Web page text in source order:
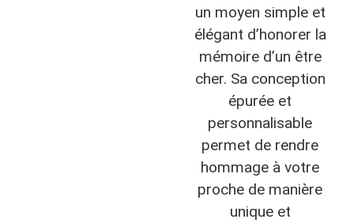
un moyen simple et
élégant d’honorer la
mémoire d’un être
cher. Sa conception
épurée et
personnalisable
permet de rendre
hommage à votre
proche de manière
unique et